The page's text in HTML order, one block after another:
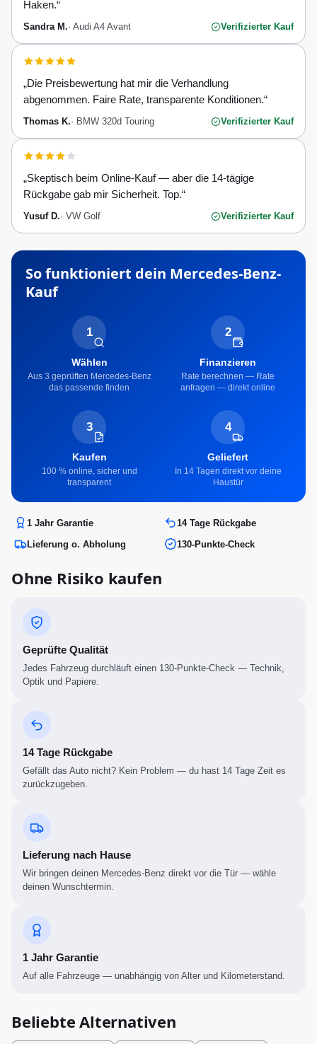
Haken.“
Sandra M.· Audi A4 Avant Verifizierter Kauf
„Die Preisbewertung hat mir die Verhandlung
abgenommen. Faire Rate, transparente Konditionen.“
Thomas K.· BMW 320d Touring Verifizierter Kauf
„Skeptisch beim Online-Kauf — aber die 14-tägige
Rückgabe gab mir Sicherheit. Top.“
Yusuf D.· VW Golf Verifizierter Kauf
So funktioniert dein Mercedes-Benz-
Kauf
1
Wählen
Aus 3 geprüften Mercedes-Benz
das passende finden
2
Finanzieren
Rate berechnen — Rate
anfragen — direkt online
3
Kaufen
100 % online, sicher und
transparent
4
Geliefert
In 14 Tagen direkt vor deine
Haustür
1 Jahr Garantie
14 Tage Rückgabe
Lieferung o. Abholung
130-Punkte-Check
Ohne Risiko kaufen
Geprüfte Qualität
Jedes Fahrzeug durchläuft einen 130-Punkte-Check — Technik,
Optik und Papiere.
14 Tage Rückgabe
Gefällt das Auto nicht? Kein Problem — du hast 14 Tage Zeit es
zurückzugeben.
Lieferung nach Hause
Wir bringen deinen Mercedes-Benz direkt vor die Tür — wähle
deinen Wunschtermin.
1 Jahr Garantie
Auf alle Fahrzeuge — unabhängig von Alter und Kilometerstand.
Beliebte Alternativen